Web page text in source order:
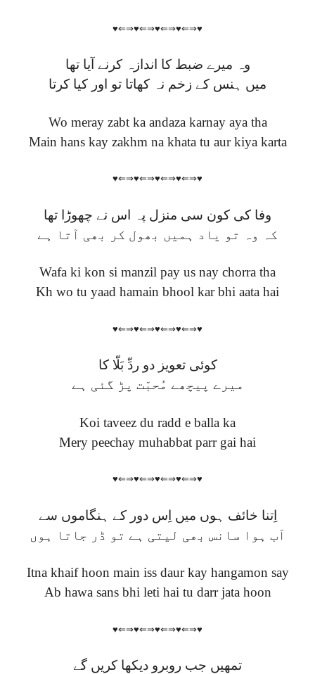
♥⇐⇒♥⇐⇒♥⇐⇒♥⇐⇒♥
وہ میرے ضبط کا اندازہ کرنے آیا تھا
میں ہنس کے زخم نہ کھاتا تو اور کیا کرتا
Wo meray zabt ka andaza karnay aya tha
Main hans kay zakhm na khata tu aur kiya karta
♥⇐⇒♥⇐⇒♥⇐⇒♥⇐⇒♥
وفا کی کون سی منزل پہ اس نے چھوڑا تھا
کہ وہ تو یاد ہمیں بھول کر بھی آتا ہے
Wafa ki kon si manzil pay us nay chorra tha
Kh wo tu yaad hamain bhool kar bhi aata hai
♥⇐⇒♥⇐⇒♥⇐⇒♥⇐⇒♥
کوئی تعویز دو ردِّ بَلّا کا
میرے پیچھے مُحبّت پڑ گئی ہے
Koi taveez du radd e balla ka
Mery peechay muhabbat parr gai hai
♥⇐⇒♥⇐⇒♥⇐⇒♥⇐⇒♥
اِتنا خائف ہوں میں اِس دور کے ہنگاموں سے
اَب ہوا سانس بھی لیتی ہے تو ڈر جاتا ہوں
Itna khaif hoon main iss daur kay hangamon say
Ab hawa sans bhi leti hai tu darr jata hoon
♥⇐⇒♥⇐⇒♥⇐⇒♥⇐⇒♥
تمھیں جب روبرو دیکھا کریں گے